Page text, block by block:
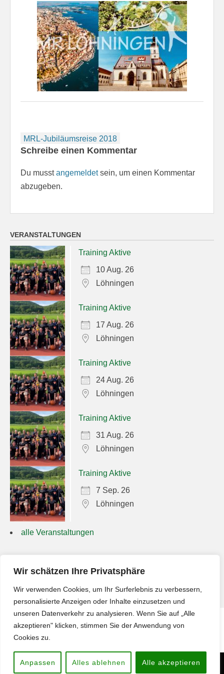
Wir schätzen Ihre Privatsphäre
Wir verwenden Cookies, um Ihr Surferlebnis zu verbessern,
personalisierte Anzeigen oder Inhalte einzusetzen und
unseren Datenverkehr zu analysieren. Wenn Sie auf „Alle
akzeptieren" klicken, stimmen Sie der Anwendung von
Cookies zu.
Anpassen Alles ablehnen Alle akzeptieren
Beitragsnavigation
MRL-Jubiläumsreise 2018
Schreibe einen Kommentar
Du musstangemeldetsein, um einen Kommentar
abzugeben.
VERANSTALTUNGEN
Training Aktive
10 Aug. 26
Löhningen
Training Aktive
17 Aug. 26
Löhningen
Training Aktive
24 Aug. 26
Löhningen
Training Aktive
31 Aug. 26
Löhningen
Training Aktive
7 Sep. 26
Löhningen
alle Veranstaltungen
Impressum
Männerriege Löhningen